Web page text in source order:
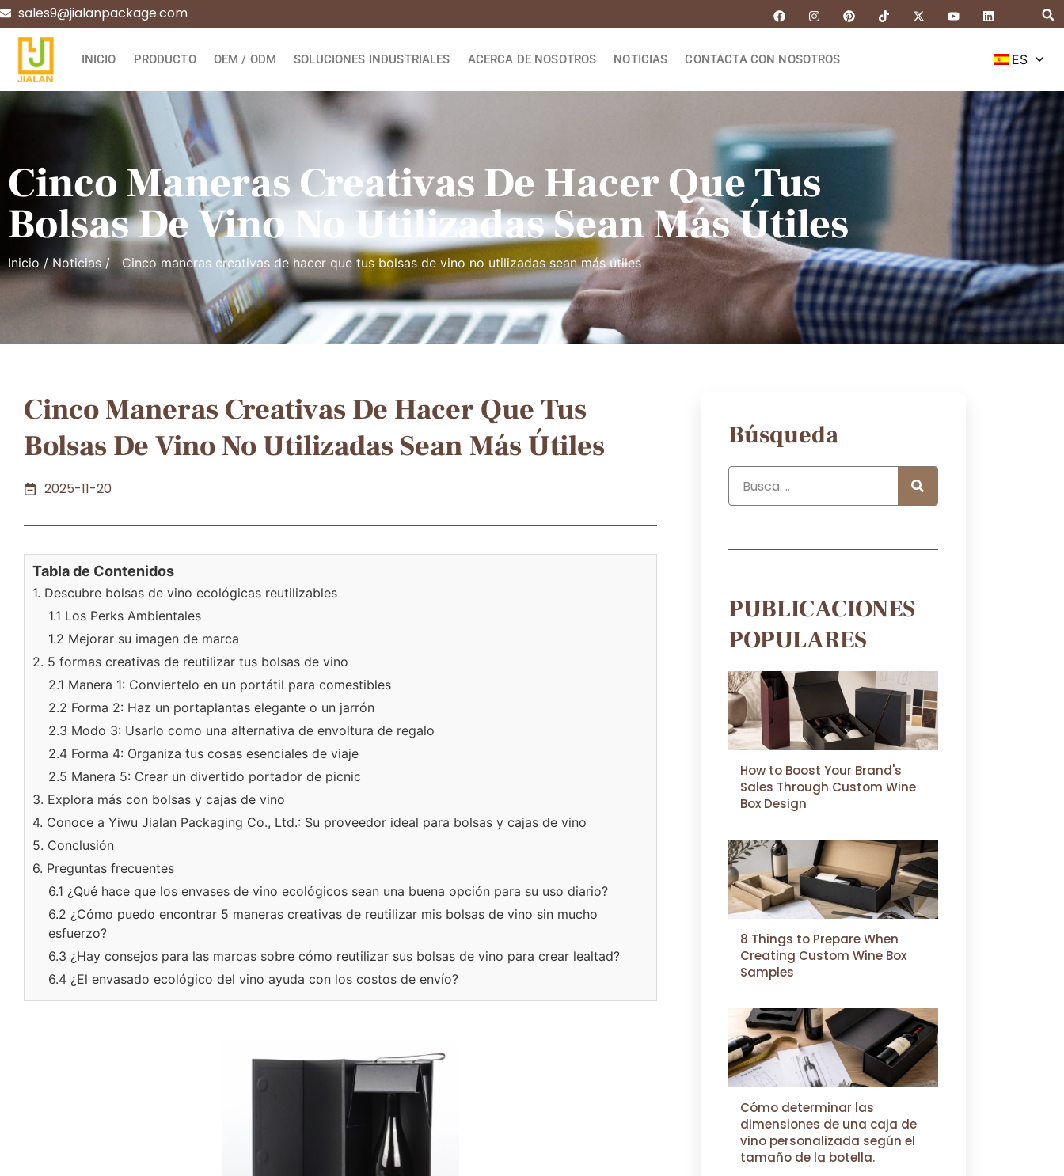
sales9@jialanpackage.com
INICIO PRODUCTO OEM / ODM SOLUCIONES INDUSTRIALES ACERCA DE NOSOTROS NOTICIAS CONTACTA CON NOSOTROS ES
Cinco Maneras Creativas De Hacer Que Tus
Bolsas De Vino No Utilizadas Sean Más Útiles
Inicio/Noticias/ Cinco maneras creativas de hacer que tus bolsas de vino no utilizadas sean más útiles
Cinco Maneras Creativas De Hacer Que Tus
Bolsas De Vino No Utilizadas Sean Más Útiles
2025-11-20
Tabla de Contenidos
1. Descubre bolsas de vino ecológicas reutilizables
1.1 Los Perks Ambientales
1.2 Mejorar su imagen de marca
2. 5 formas creativas de reutilizar tus bolsas de vino
2.1 Manera 1: Conviertelo en un portátil para comestibles
2.2 Forma 2: Haz un portaplantas elegante o un jarrón
2.3 Modo 3: Usarlo como una alternativa de envoltura de regalo
2.4 Forma 4: Organiza tus cosas esenciales de viaje
2.5 Manera 5: Crear un divertido portador de picnic
3. Explora más con bolsas y cajas de vino
4. Conoce a Yiwu Jialan Packaging Co., Ltd.: Su proveedor ideal para bolsas y cajas de vino
5. Conclusión
6. Preguntas frecuentes
6.1 ¿Qué hace que los envases de vino ecológicos sean una buena opción para su uso diario?
6.2 ¿Cómo puedo encontrar 5 maneras creativas de reutilizar mis bolsas de vino sin mucho
esfuerzo?
6.3 ¿Hay consejos para las marcas sobre cómo reutilizar sus bolsas de vino para crear lealtad?
6.4 ¿El envasado ecológico del vino ayuda con los costos de envío?
Búsqueda
PUBLICACIONES
POPULARES
How to Boost Your Brand's
Sales Through Custom Wine
Box Design
8 Things to Prepare When
Creating Custom Wine Box
Samples
Cómo determinar las
dimensiones de una caja de
vino personalizada según el
tamaño de la botella.